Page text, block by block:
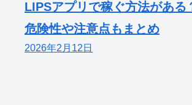
LIPSアプリで稼ぐ方法がある
危険性や注意点もまとめ
2026年2月12日